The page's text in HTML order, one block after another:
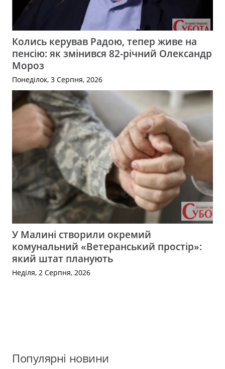
Колись керував Радою, тепер живе на
пенсію: як змінився 82-річний Олександр
Мороз
Понеділок, 3 Серпня, 2026
У Малині створили окремий
комунальний «Ветеранський простір»:
який штат планують
Неділя, 2 Серпня, 2026
Популярні новини